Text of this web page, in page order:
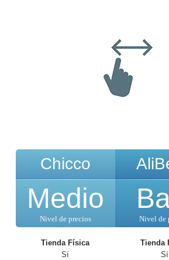
Chicco
Medio
Nivel de precios
Tienda Física
Sí
Nivel de
Tienda
Sí